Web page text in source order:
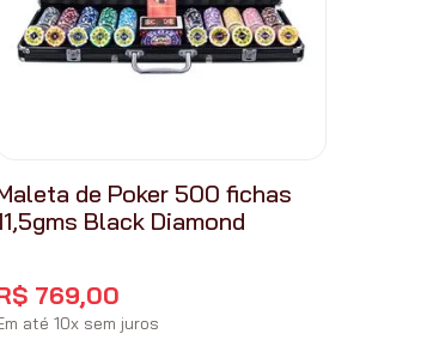
de Poker 500 fichas
Black Diamond
769,00
até10x sem juros